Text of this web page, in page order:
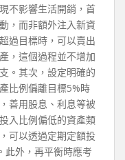
不影響生活開銷，首
，而非額外注入新資
過目標時，可以賣出
，這個過程並不增加
。其次，設定明確的
比例偏離目標5%時
善用股息、利息等被
入比例偏低的資產類
可以透過定期定額投
此外，再平衡時應考